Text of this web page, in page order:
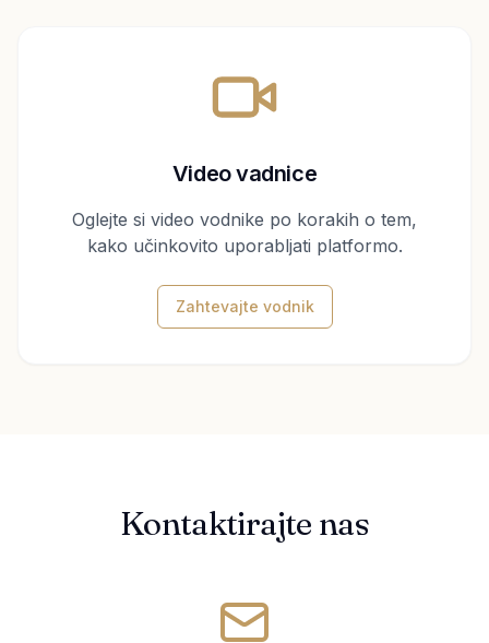
Video vadnice
Oglejte si video vodnike po korakih o tem,
kako učinkovito uporabljati platformo.
Zahtevajte vodnik
Kontaktirajte nas